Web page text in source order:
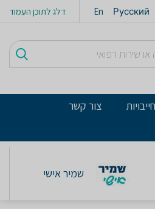
דלג לתוכן העמוד En Русский
צור קשר
שמיר אישי